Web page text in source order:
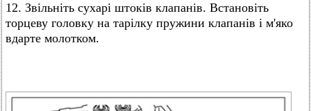
12. Звільніть сухарі штоків клапанів. Встановіть
торцеву головку на тарілку пружини клапанів і м'яко
вдарте молотком.